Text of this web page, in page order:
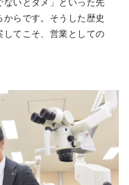
ないとダメ」といった先
らです。そうした歴史
てこそ、営業としての